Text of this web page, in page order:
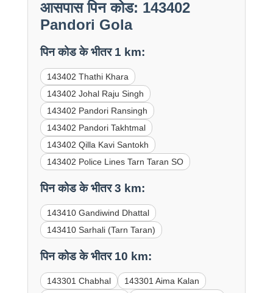
आसपास पिन कोड: 143402
Pandori Gola
पिन कोड के भीतर 1 km:
143402 Thathi Khara
143402 Johal Raju Singh
143402 Pandori Ransingh
143402 Pandori Takhtmal
143402 Qilla Kavi Santokh
143402 Police Lines Tarn Taran SO
पिन कोड के भीतर 3 km:
143410 Gandiwind Dhattal
143410 Sarhali (Tarn Taran)
पिन कोड के भीतर 10 km:
143301 Chabhal
143301 Aima Kalan